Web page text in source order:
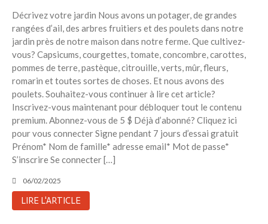
Décrivez votre jardin Nous avons un potager, de grandes
rangées d’ail, des arbres fruitiers et des poulets dans notre
jardin près de notre maison dans notre ferme. Que cultivez-
vous? Capsicums, courgettes, tomate, concombre, carottes,
pommes de terre, pastèque, citrouille, verts, mûr, fleurs,
romarin et toutes sortes de choses. Et nous avons des
poulets. Souhaitez-vous continuer à lire cet article?
Inscrivez-vous maintenant pour débloquer tout le contenu
premium. Abonnez-vous de 5 $ Déjà d’abonné? Cliquez ici
pour vous connecter Signe pendant 7 jours d’essai gratuit
Prénom* Nom de famille* adresse email* Mot de passe*
S’inscrire Se connecter […]
06/02/2025
LIRE L'ARTICLE